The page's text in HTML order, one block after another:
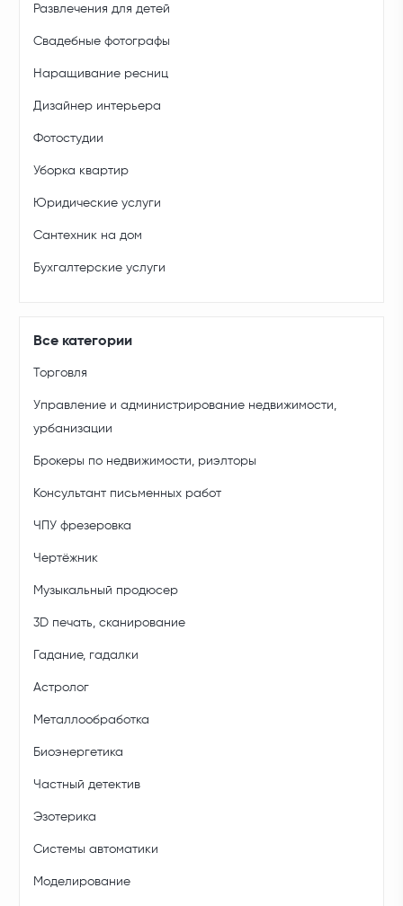
Развлечения для детей
Свадебные фотографы
Наращивание ресниц
Дизайнер интерьера
Фотостудии
Уборка квартир
Юридические услуги
Сантехник на дом
Бухгалтерские услуги
Все категории
Торговля
Управление и администрирование недвижимости,
урбанизации
Брокеры по недвижимости, риэлторы
Консультант письменных работ
ЧПУ фрезеровка
Чертёжник
Музыкальный продюсер
3D печать, сканирование
Гадание, гадалки
Астролог
Металлообработка
Биоэнергетика
Частный детектив
Эзотерика
Системы автоматики
Моделирование